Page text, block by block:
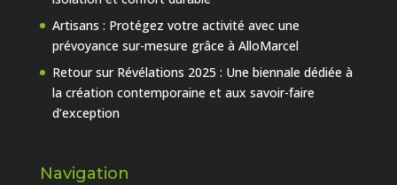
Artisans : Protégez votre activité avec une
prévoyance sur-mesure grâce à AlloMarcel
Retour sur Révélations 2025 : Une biennale dédiée à
la création contemporaine et aux savoir-faire
d’exception
Navigation